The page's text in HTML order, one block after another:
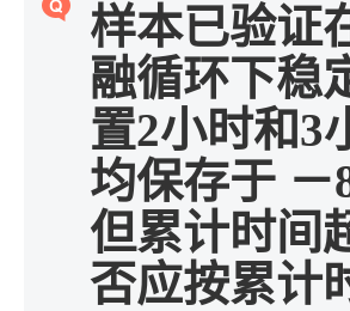
样本已验证
融循环下稳
置2小时和3
均保存于 －
但累计时间
否应按累计